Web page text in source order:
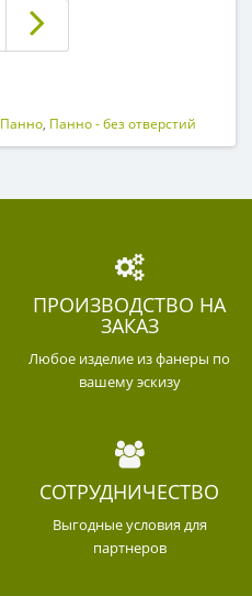
Панно, Панно - без отверстий
ПРОИЗВОДСТВО НА
ЗАКАЗ
Любое изделие из фанеры по
вашему эскизу
СОТРУДНИЧЕСТВО
Выгодные условия для
партнеров